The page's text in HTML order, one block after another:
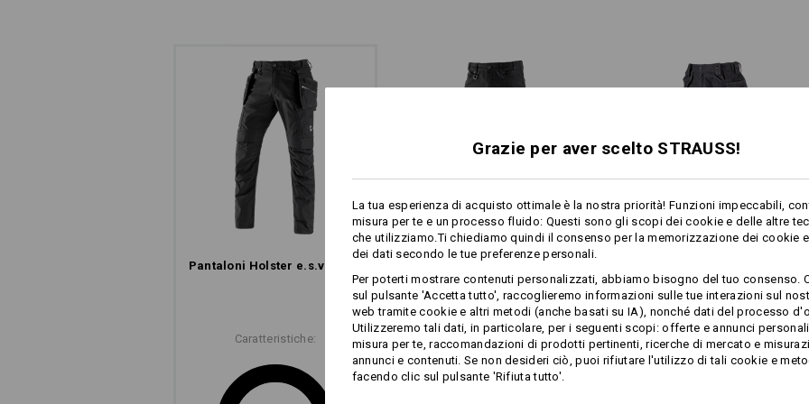
pratico occhiello per
Asciugare
in modo delicato
Lavaggio chimico consentito
Clicca sul tasto "Scheda tecnica"
di più
1 / 2
1 / 4
Pantaloni Holster e.s.​vintage
Caratteristiche:
vintage
tool-pouch
Stesse caratteristiche: Stesse caratteristiche:
Grazie per aver scelto STRAUSS!
La tua esperienza di acquisto ottimale è la nostra priorità! Funzioni impeccabili,
misura per te e un processo fluido: Questi sono gli scopi dei cookie e delle altre
che utilizziamo.Ti chiediamo quindi il consenso per la memorizzazione dei cookie
dei dati secondo le tue preferenze personali.
Per poterti mostrare contenuti personalizzati, abbiamo bisogno del tuo consenso.
sul pulsante 'Accetta tutto', raccoglieremo informazioni sulle tue interazioni sul
web tramite cookie e altri metodi (anche basati su IA), nonché dati del processo
Utilizzeremo tali dati, in particolare, per i seguenti scopi: offerte e annunci
misura per te, raccomandazioni di prodotti pertinenti, ricerche di mercato e
annunci e contenuti. Se non desideri ciò, puoi rifiutare l'utilizzo di tali cookie e
facendo clic sul pulsante 'Rifiuta tutto'.